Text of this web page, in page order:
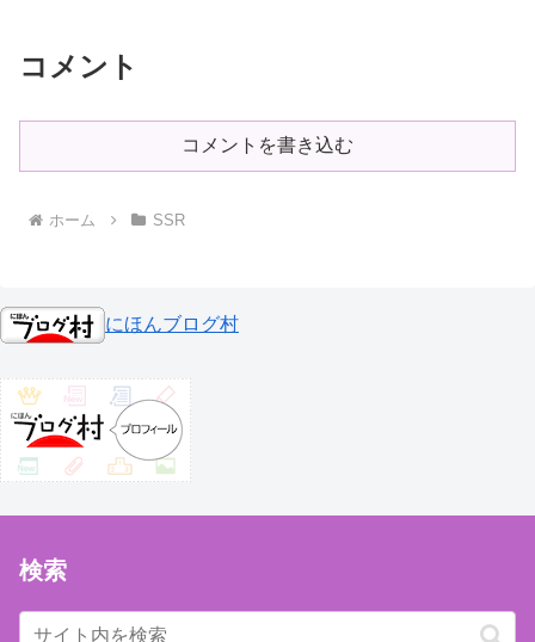
コメント
コメントを書き込む
ホーム SSR
にほんブログ村
検索